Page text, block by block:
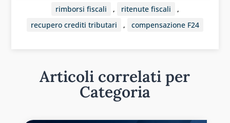
rimborsi fiscali
, ritenute fiscali
,
recupero crediti tributari
, compensazione F24
Articoli correlati per
Categoria